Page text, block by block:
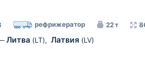
рефрижератор 22 т
Литва (LT), Латвия (LV)